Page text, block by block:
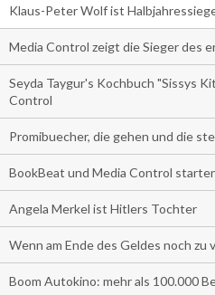
Klaus-Peter Wolf ist
Media Control zeigt die Sieger des
Seyda Taygur's Kochbuch "Sissys
Control
Promibuecher, die gehen und die
BookBeat und Media Control
Angela Merkel ist Hitlers Tochter
Wenn am Ende des Geldes noch zu
Boom Autokino: mehr als 100.000